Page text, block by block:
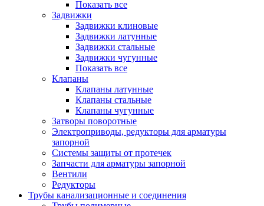
Показать все
Задвижки
Задвижки клиновые
Задвижки латунные
Задвижки стальные
Задвижки чугунные
Показать все
Клапаны
Клапаны латунные
Клапаны стальные
Клапаны чугунные
Затворы поворотные
Электроприводы, редукторы для арматуры
запорной
Системы защиты от протечек
Запчасти для арматуры запорной
Вентили
Редукторы
Трубы канализационные и соединения